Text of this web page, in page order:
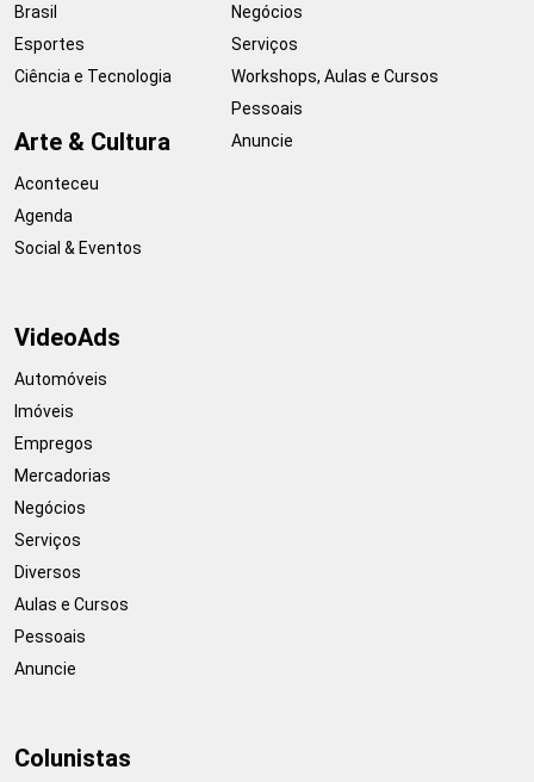
Brasil
Esportes
Ciência e Tecnologia
Arte & Cultura
Aconteceu
Agenda
Social & Eventos
Negócios
Serviços
Workshops, Aulas e Cursos
Pessoais
Anuncie
VideoAds
Automóveis
Imóveis
Empregos
Mercadorias
Negócios
Serviços
Diversos
Aulas e Cursos
Pessoais
Anuncie
Colunistas